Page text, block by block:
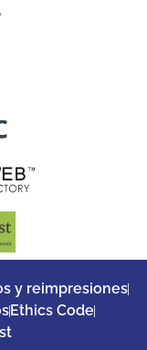
y reimpresiones
Ethics Code